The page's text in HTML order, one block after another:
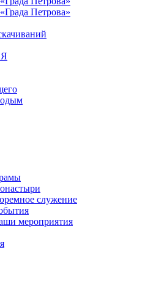
Петрова»
служение
мероприятия